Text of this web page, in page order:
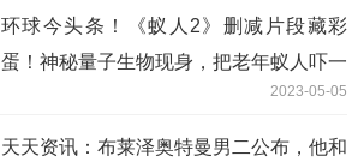
环球今头条！《蚁人2》删减片段藏彩
蛋！神秘量子生物现身，把老年蚁人吓一
2023-05-05
天天资讯：布莱泽奥特曼男二公布，他和